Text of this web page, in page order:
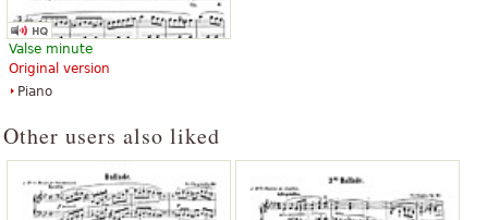
Valse minute
Original version
Piano
Other users also liked